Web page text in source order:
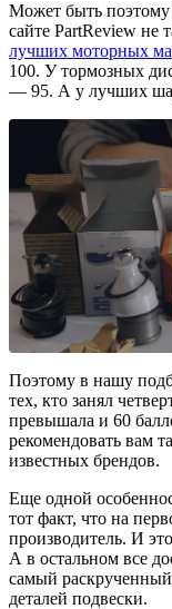
Может быть поэтому
сайте PartReview не
лучших моторных
100. У тормозных
— 95. А у лучших
Поэтому в нашу
тех, кто занял
превышала и 60
рекомендовать вам
известных брендов.
Еще одной
тот факт, что на
производитель. И
А в остальном все
самый
деталей подвески.